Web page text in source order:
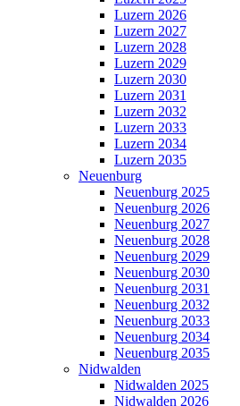
Luzern 2026
Luzern 2027
Luzern 2028
Luzern 2029
Luzern 2030
Luzern 2031
Luzern 2032
Luzern 2033
Luzern 2034
Luzern 2035
Neuenburg
Neuenburg 2025
Neuenburg 2026
Neuenburg 2027
Neuenburg 2028
Neuenburg 2029
Neuenburg 2030
Neuenburg 2031
Neuenburg 2032
Neuenburg 2033
Neuenburg 2034
Neuenburg 2035
Nidwalden
Nidwalden 2025
Nidwalden 2026